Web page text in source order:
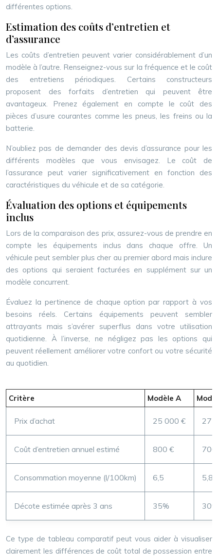
différentes options.
Estimation des coûts d’entretien et
d’assurance
Les coûts d’entretien peuvent varier considérablement d’un
modèle à l’autre. Renseignez-vous sur la fréquence et le coût
des entretiens périodiques. Certains constructeurs
proposent des forfaits d’entretien qui peuvent être
avantageux. Prenez également en compte le coût des
pièces d’usure courantes comme les pneus, les freins ou la
batterie.
N’oubliez pas de demander des devis d’assurance pour les
différents modèles que vous envisagez. Le coût de
l’assurance peut varier significativement en fonction des
caractéristiques du véhicule et de sa catégorie.
Évaluation des options et équipements
inclus
Lors de la comparaison des prix, assurez-vous de prendre en
compte les équipements inclus dans chaque offre. Un
véhicule peut sembler plus cher au premier abord mais inclure
des options qui seraient facturées en supplément sur un
modèle concurrent.
Évaluez la pertinence de chaque option par rapport à vos
besoins réels. Certains équipements peuvent sembler
attrayants mais s’avérer superflus dans votre utilisation
quotidienne. À l’inverse, ne négligez pas les options qui
peuvent réellement améliorer votre confort ou votre sécurité
au quotidien.
Critère Modèle A
Prix d’achat 25 000 € 27
Coût d’entretien annuel estimé 800 €
Consommation moyenne (l/100km) 6,5 5,8
Décote estimée après 3 ans 35% 30%
Ce type de tableau comparatif peut vous aider à visualiser
clairement les différences de coût total de possession entre